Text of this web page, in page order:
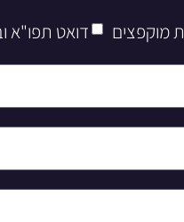
מוקפצים דואט תפו"א